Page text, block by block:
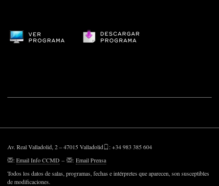
Av. Real Valladolid, 2 – 47015 Valladolid
: +34 983 385 604
:Email Info CCMD – : Email Prensa
Todos los datos de salas, programas, fechas e intérpretes que aparecen, son susceptibles
de modificaciones.